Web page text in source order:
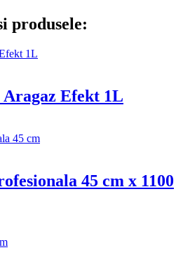
produsele:
Aragaz Efekt 1L
45 cm x 1100